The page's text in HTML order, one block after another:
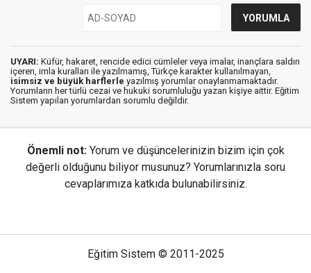
UYARI: Küfür, hakaret, rencide edici cümleler veya imalar, inançlara saldırı
içeren, imla kuralları ile yazılmamış, Türkçe karakter kullanılmayan,
isimsiz ve büyük harflerle yazılmış yorumlar onaylanmamaktadır.
Yorumların her türlü cezai ve hukuki sorumluluğu yazan kişiye aittir. Eğitim
Sistem yapılan yorumlardan sorumlu değildir.
Önemli not: Yorum ve düşüncelerinizin bizim için çok
değerli olduğunu biliyor musunuz? Yorumlarınızla soru
cevaplarımıza katkıda bulunabilirsiniz.
Eğitim Sistem © 2011-2025